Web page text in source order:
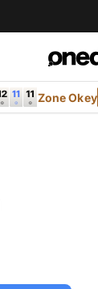
Zone Okey